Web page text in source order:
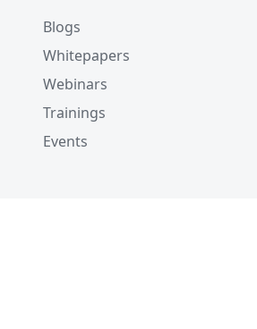
Blogs
Whitepapers
Webinars
Trainings
Events